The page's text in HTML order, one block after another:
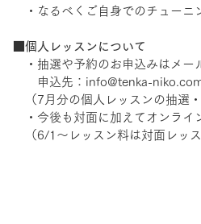
・なるべくご自身でのチューニ
■個人レッスンについて
・抽選や予約のお申込みはメー
申込先：info@tenka-
（7月分の個人レッスンの抽選
・今後も対面に加えてオンライ
（6/1～レッスン料は対面レッス